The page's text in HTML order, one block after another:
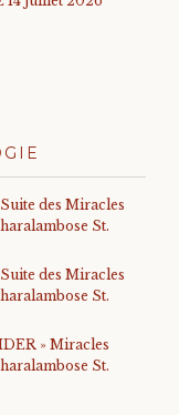
des Miracles
St.
des Miracles
St.
» Miracles
St.